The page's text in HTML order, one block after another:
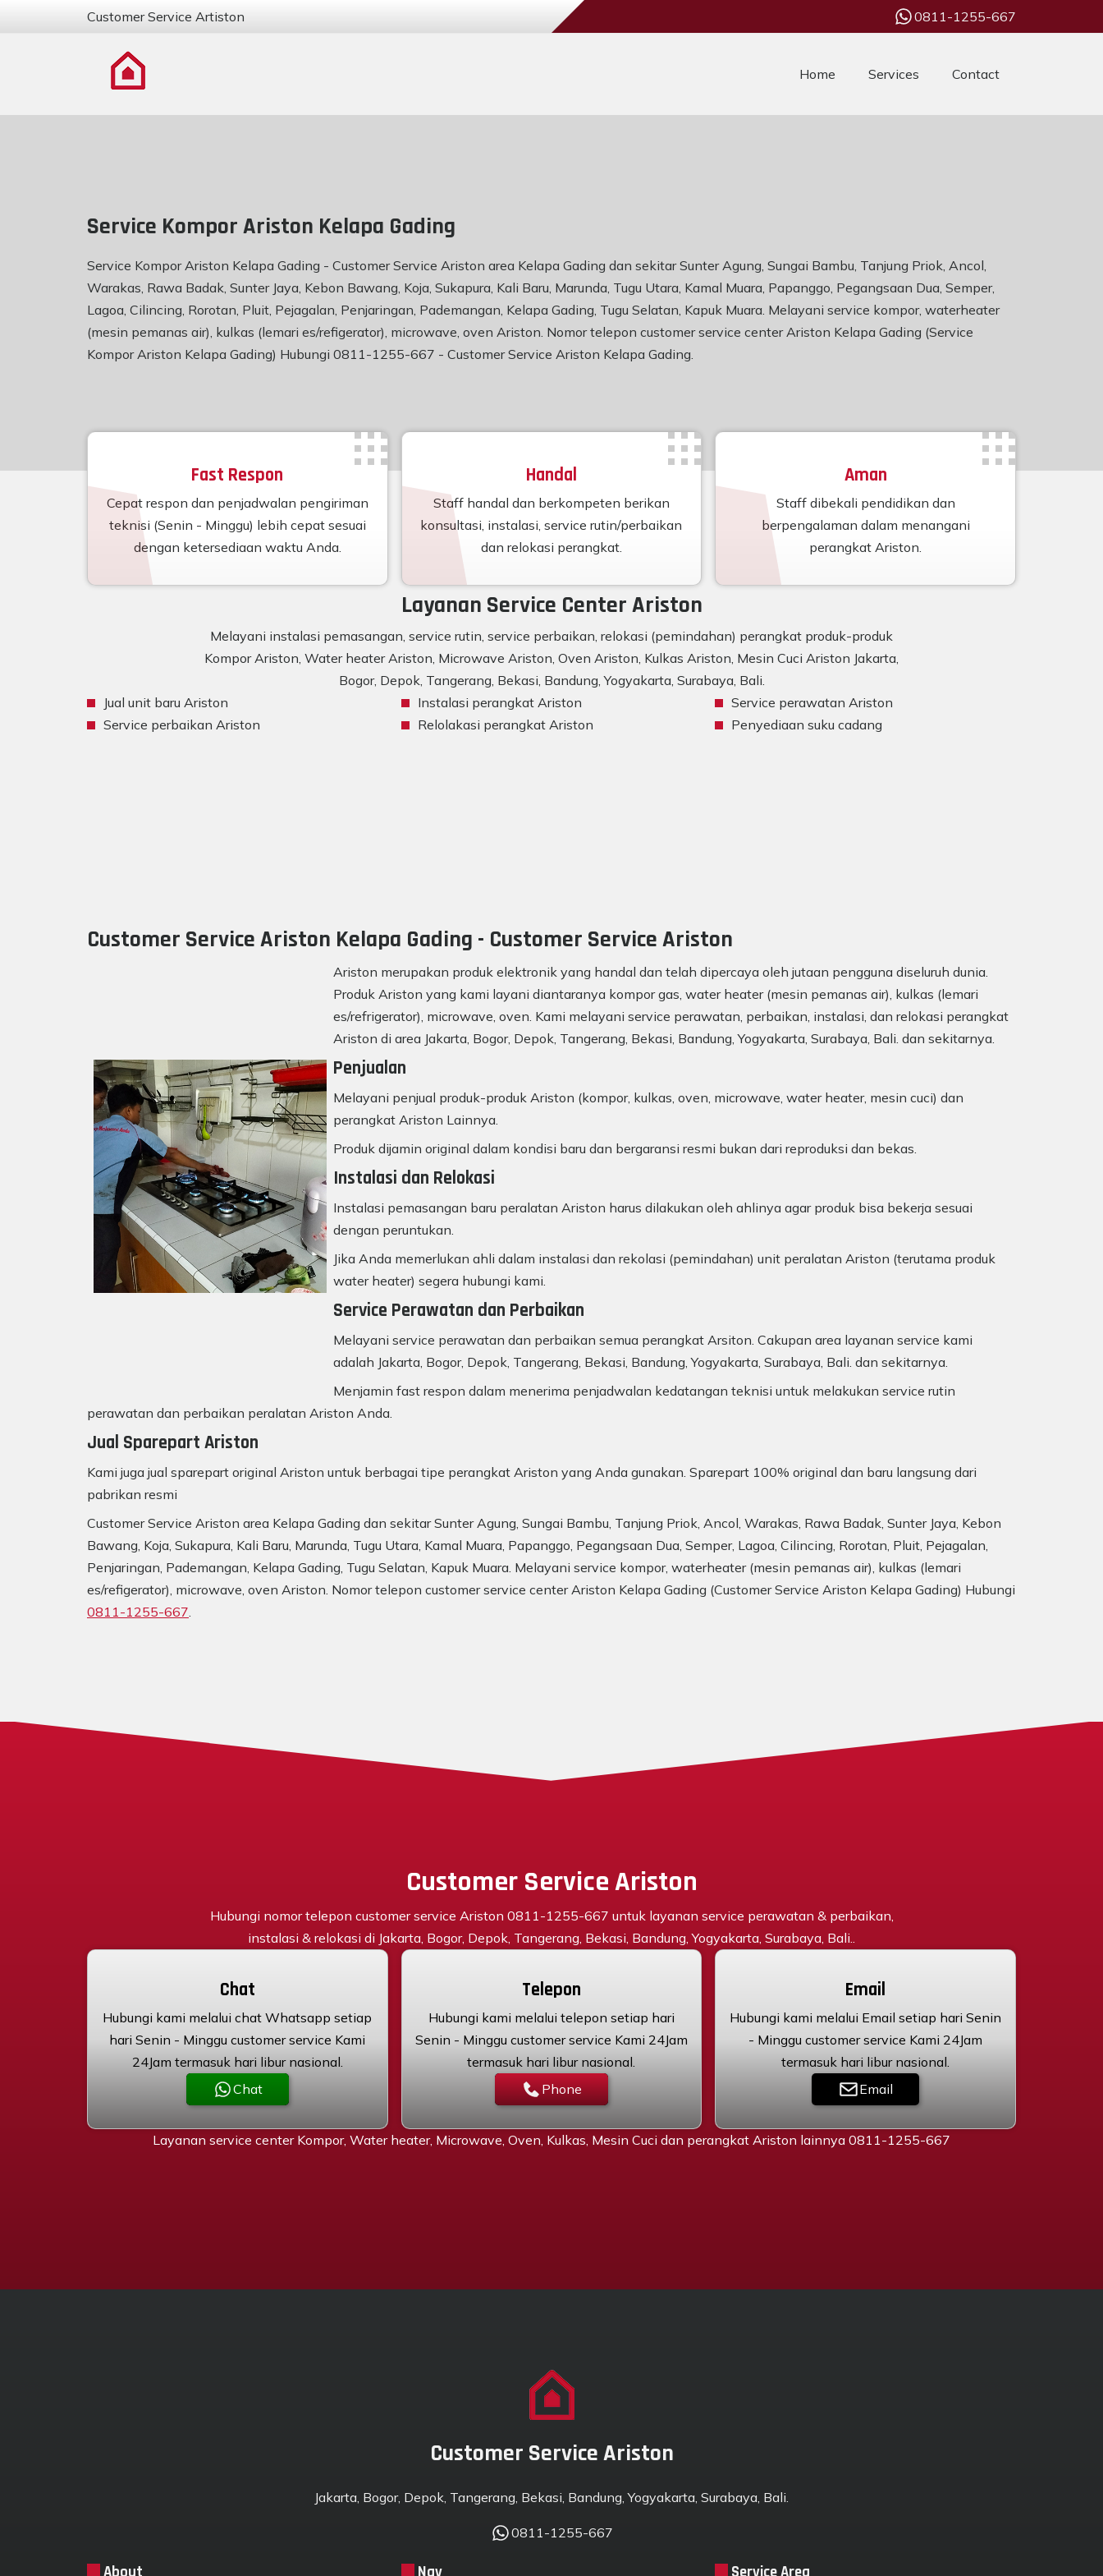
Customer Service Artiston 0811-1255-667
Home Services Contact
Service Kompor Ariston Kelapa Gading
Service Kompor Ariston Kelapa Gading - Customer Service Ariston area Kelapa Gading dan sekitar Sunter Agung, Sungai Bambu, Tanjung Priok, Ancol,
Warakas, Rawa Badak, Sunter Jaya, Kebon Bawang, Koja, Sukapura, Kali Baru, Marunda, Tugu Utara, Kamal Muara, Papanggo, Pegangsaan Dua, Semper,
Lagoa, Cilincing, Rorotan, Pluit, Pejagalan, Penjaringan, Pademangan, Kelapa Gading, Tugu Selatan, Kapuk Muara. Melayani service kompor, waterheater
(mesin pemanas air), kulkas (lemari es/refigerator), microwave, oven Ariston. Nomor telepon customer service center Ariston Kelapa Gading (Service
Kompor Ariston Kelapa Gading) Hubungi 0811-1255-667 - Customer Service Ariston Kelapa Gading.
Fast Respon
Cepat respon dan penjadwalan pengiriman
teknisi (Senin - Minggu) lebih cepat sesuai
dengan ketersediaan waktu Anda.
Handal
Staff handal dan berkompeten berikan
konsultasi, instalasi, service rutin/perbaikan
dan relokasi perangkat.
Aman
Staff dibekali pendidikan dan
berpengalaman dalam menangani
perangkat Ariston.
Layanan Service Center Ariston
Melayani instalasi pemasangan, service rutin, service perbaikan, relokasi (pemindahan) perangkat produk-produk
Kompor Ariston, Water heater Ariston, Microwave Ariston, Oven Ariston, Kulkas Ariston, Mesin Cuci Ariston Jakarta,
Bogor, Depok, Tangerang, Bekasi, Bandung, Yogyakarta, Surabaya, Bali.
Jual unit baru Ariston
Instalasi perangkat Ariston
Service perawatan Ariston
Service perbaikan Ariston
Relolakasi perangkat Ariston Penyediaan suku cadang
Customer Service Ariston Kelapa Gading - Customer Service Ariston
Ariston merupakan produk elektronik yang handal dan telah dipercaya oleh jutaan pengguna diseluruh dunia.
Produk Ariston yang kami layani diantaranya kompor gas, water heater (mesin pemanas air), kulkas (lemari
es/refrigerator), microwave, oven. Kami melayani service perawatan, perbaikan, instalasi, dan relokasi perangkat
Ariston di area Jakarta, Bogor, Depok, Tangerang, Bekasi, Bandung, Yogyakarta, Surabaya, Bali. dan sekitarnya.
Penjualan
Melayani penjual produk-produk Ariston (kompor, kulkas, oven, microwave, water heater, mesin cuci) dan
perangkat Ariston Lainnya.
Produk dijamin original dalam kondisi baru dan bergaransi resmi bukan dari reproduksi dan bekas.
Instalasi dan Relokasi
Instalasi pemasangan baru peralatan Ariston harus dilakukan oleh ahlinya agar produk bisa bekerja sesuai
dengan peruntukan.
Jika Anda memerlukan ahli dalam instalasi dan rekolasi (pemindahan) unit peralatan Ariston (terutama produk
water heater) segera hubungi kami.
Service Perawatan dan Perbaikan
Melayani service perawatan dan perbaikan semua perangkat Arsiton. Cakupan area layanan service kami
adalah Jakarta, Bogor, Depok, Tangerang, Bekasi, Bandung, Yogyakarta, Surabaya, Bali. dan sekitarnya.
Menjamin fast respon dalam menerima penjadwalan kedatangan teknisi untuk melakukan service rutin
perawatan dan perbaikan peralatan Ariston Anda.
Jual Sparepart Ariston
Kami juga jual sparepart original Ariston untuk berbagai tipe perangkat Ariston yang Anda gunakan. Sparepart 100% original dan baru langsung dari
pabrikan resmi
Customer Service Ariston area Kelapa Gading dan sekitar Sunter Agung, Sungai Bambu, Tanjung Priok, Ancol, Warakas, Rawa Badak, Sunter Jaya, Kebon
Bawang, Koja, Sukapura, Kali Baru, Marunda, Tugu Utara, Kamal Muara, Papanggo, Pegangsaan Dua, Semper, Lagoa, Cilincing, Rorotan, Pluit, Pejagalan,
Penjaringan, Pademangan, Kelapa Gading, Tugu Selatan, Kapuk Muara. Melayani service kompor, waterheater (mesin pemanas air), kulkas (lemari
es/refigerator), microwave, oven Ariston. Nomor telepon customer service center Ariston Kelapa Gading (Customer Service Ariston Kelapa Gading) Hubungi
0811-1255-667.
Customer Service Ariston
Hubungi nomor telepon customer service Ariston 0811-1255-667 untuk layanan service perawatan & perbaikan,
instalasi & relokasi di Jakarta, Bogor, Depok, Tangerang, Bekasi, Bandung, Yogyakarta, Surabaya, Bali..
Chat
Hubungi kami melalui chat Whatsapp setiap
hari Senin - Minggu customer service Kami
24Jam termasuk hari libur nasional.
Chat
Telepon
Hubungi kami melalui telepon setiap hari
Senin - Minggu customer service Kami 24Jam
termasuk hari libur nasional.
Phone
Email
Hubungi kami melalui Email setiap hari Senin
- Minggu customer service Kami 24Jam
termasuk hari libur nasional.
Email
Layanan service center Kompor, Water heater, Microwave, Oven, Kulkas, Mesin Cuci dan perangkat Ariston lainnya 0811-1255-667
Customer Service Ariston
Jakarta, Bogor, Depok, Tangerang, Bekasi, Bandung, Yogyakarta, Surabaya, Bali.
0811-1255-667
About Nav Service Area